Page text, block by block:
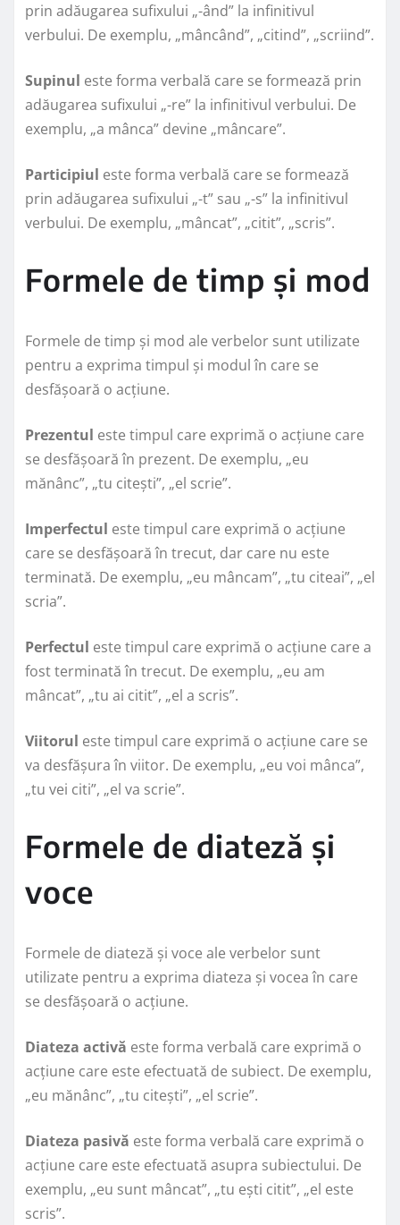
prin adăugarea sufixului „-ând” la infinitivul
verbului. De exemplu, „mâncând”, „citind”, „scriind”.
Supinul este forma verbală care se formează prin
adăugarea sufixului „-re” la infinitivul verbului. De
exemplu, „a mânca” devine „mâncare”.
Participiul este forma verbală care se formează
prin adăugarea sufixului „-t” sau „-s” la infinitivul
verbului. De exemplu, „mâncat”, „citit”, „scris”.
Formele de timp și mod
Formele de timp și mod ale verbelor sunt utilizate
pentru a exprima timpul și modul în care se
desfășoară o acțiune.
Prezentul este timpul care exprimă o acțiune care
se desfășoară în prezent. De exemplu, „eu
mănânc”, „tu citești”, „el scrie”.
Imperfectul este timpul care exprimă o acțiune
care se desfășoară în trecut, dar care nu este
terminată. De exemplu, „eu mâncam”, „tu citeai”, „el
scria”.
Perfectul este timpul care exprimă o acțiune care a
fost terminată în trecut. De exemplu, „eu am
mâncat”, „tu ai citit”, „el a scris”.
Viitorul este timpul care exprimă o acțiune care se
va desfășura în viitor. De exemplu, „eu voi mânca”,
„tu vei citi”, „el va scrie”.
Formele de diateză și
voce
Formele de diateză și voce ale verbelor sunt
utilizate pentru a exprima diateza și vocea în care
se desfășoară o acțiune.
Diateza activă este forma verbală care exprimă o
acțiune care este efectuată de subiect. De exemplu,
„eu mănânc”, „tu citești”, „el scrie”.
Diateza pasivă este forma verbală care exprimă o
acțiune care este efectuată asupra subiectului. De
exemplu, „eu sunt mâncat”, „tu ești citit”, „el este
scris”.